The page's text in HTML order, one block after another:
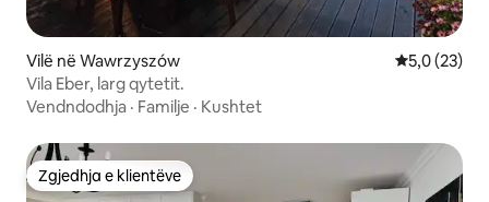
Vilë në Wawrzyszów Vlerësimi
5,0 (23)
Vila Eber, larg qytetit.
Vendndodhja · Familje · Kushtet
Zgjedhja e klientëve
Zgjedhja e klientëve